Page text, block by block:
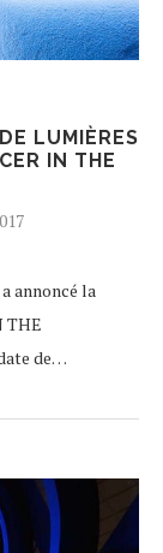
LUMIÈRES
IN THE
annoncé la
THE
de…